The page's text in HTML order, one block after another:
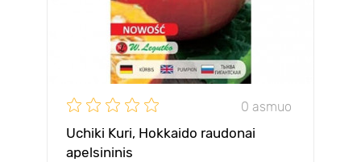
0 asmuo
Uchiki Kuri, Hokkaido raudonai
apelsininis